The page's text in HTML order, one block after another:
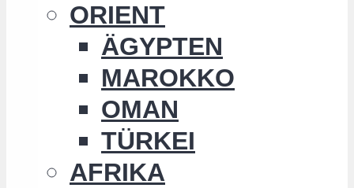
ORIENT
ÄGYPTEN
MAROKKO
OMAN
TÜRKEI
AFRIKA